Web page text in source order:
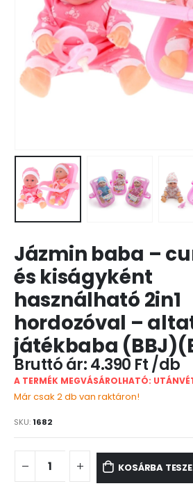
Jázmin baba –
és kiságyként
használható 2in1
hordozóval –
játékbaba
4.390 Ft
A TERMÉK MEGVÁSÁROLHATÓ:
Már csak 2 db van raktáron!
SKU:1682
KOSÁRBA